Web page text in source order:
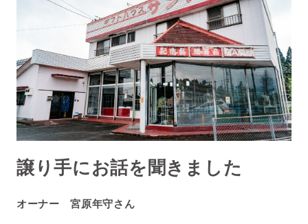
譲り手にお話を聞きました
オーナー 宮原年守さん